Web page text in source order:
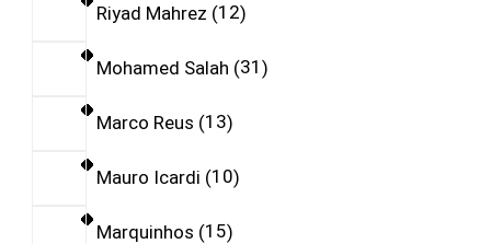
Riyad Mahrez 12
Mohamed Salah 31
Marco Reus 13
Mauro Icardi 10
Marquinhos 15